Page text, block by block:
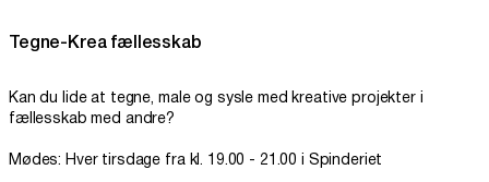
Tegne-Krea fællesskab
Kan du lide at tegne, male og sysle med kreative projekter i
fællesskab med andre?
Mødes: Hver tirsdage fra kl. 19.00 - 21.00 i Spinderiet